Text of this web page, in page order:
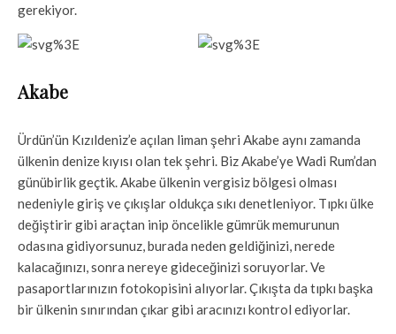
gerekiyor.
Akabe
Ürdün’ün Kızıldeniz’e açılan liman şehri Akabe aynı zamanda
ülkenin denize kıyısı olan tek şehri. Biz Akabe’ye Wadi Rum’dan
günübirlik geçtik. Akabe ülkenin vergisiz bölgesi olması
nedeniyle giriş ve çıkışlar oldukça sıkı denetleniyor. Tıpkı ülke
değiştirir gibi araçtan inip öncelikle gümrük memurunun
odasına gidiyorsunuz, burada neden geldiğinizi, nerede
kalacağınızı, sonra nereye gideceğinizi soruyorlar. Ve
pasaportlarınızın fotokopisini alıyorlar. Çıkışta da tıpkı başka
bir ülkenin sınırından çıkar gibi aracınızı kontrol ediyorlar.